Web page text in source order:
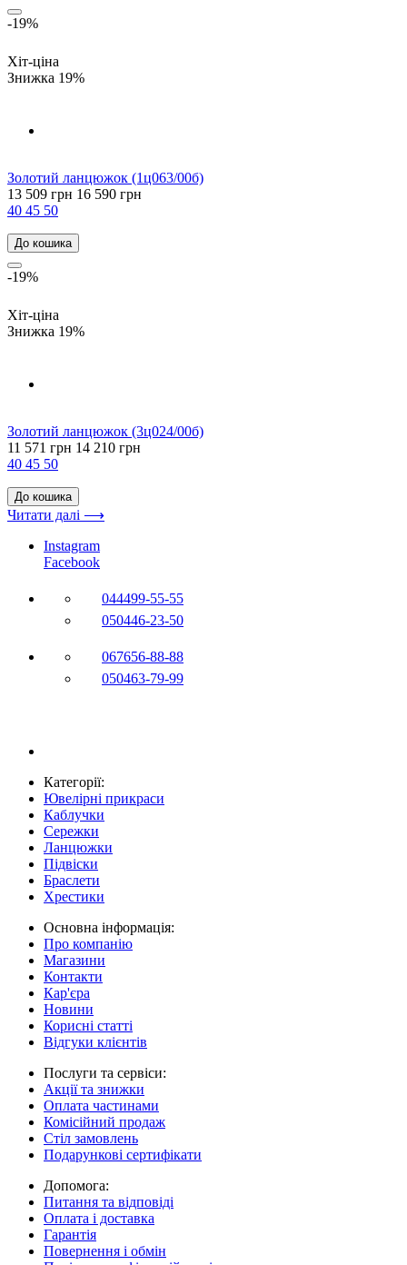
-19%
Хіт-ціна
Знижка 19%
Золотий ланцюжок (1ц063/00б)
13 509 грн 16 590 грн
40 45 50
До кошика
-19%
Хіт-ціна
Знижка 19%
Золотий ланцюжок (3ц024/00б)
11 571 грн 14 210 грн
40 45 50
До кошика
Читати далі ⟶
Instagram
Facebook
044499-55-55
050446-23-50
067656-88-88
050463-79-99
Категорії:
Ювелірні прикраси
Каблучки
Сережки
Ланцюжки
Підвіски
Браслети
Хрестики
Основна інформація:
Про компанію
Магазини
Контакти
Кар'єра
Новини
Корисні статті
Відгуки клієнтів
Послуги та сервіси:
Акції та знижки
Оплата частинами
Комісійний продаж
Стіл замовлень
Подарункові сертифікати
Допомога:
Питання та відповіді
Оплата і доставка
Гарантія
Повернення і обмін